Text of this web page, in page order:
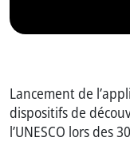
Lancement de
dispositifs de
l’UNESCO lors des